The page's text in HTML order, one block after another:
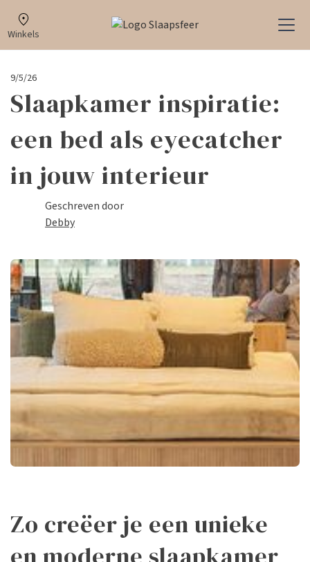
Winkels
9/5/26
Slaapkamer inspiratie:
een bed als eyecatcher
in jouw interieur
Geschreven door
Debby
Zo creëer je een unieke